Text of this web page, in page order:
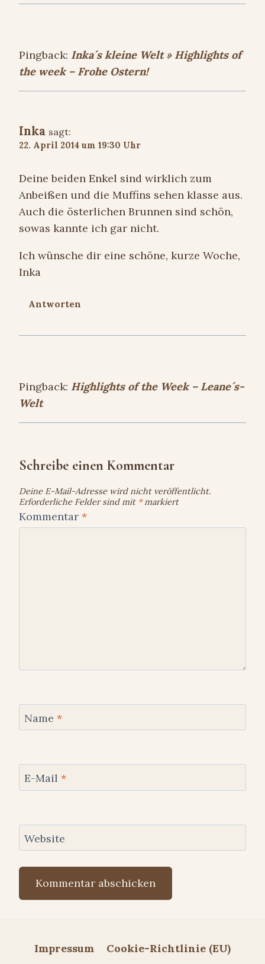
Pingback: Inka´s kleine Welt » Highlights of
the week – Frohe Ostern!
Inka sagt:
22. April 2014 um 19:30 Uhr
Deine beiden Enkel sind wirklich zum
Anbeißen und die Muffins sehen klasse aus.
Auch die österlichen Brunnen sind schön,
sowas kannte ich gar nicht.
Ich wünsche dir eine schöne, kurze Woche,
Inka
Antworten
Pingback: Highlights of the Week – Leane´s-
Welt
Schreibe einen Kommentar
Deine E-Mail-Adresse wird nicht veröffentlicht.
Erforderliche Felder sind mit *markiert
Kommentar *
Name *
E-Mail *
Website
Impressum Cookie-Richtlinie (EU)